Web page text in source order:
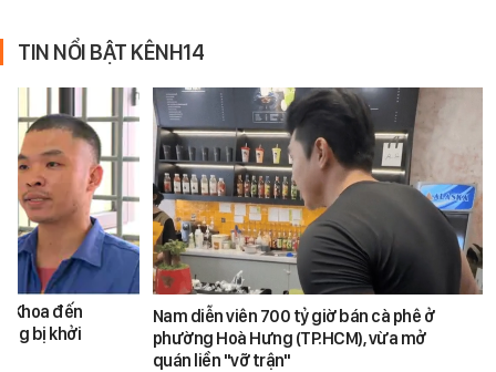
TIN NỔI BẬT KÊNH14
Khoa đến
bị khởi
Nam diễn viên 700 tỷ giờ bán cà phê ở
phường Hoà Hưng (TP.HCM), vừa mở
quán liền "vỡ trận"